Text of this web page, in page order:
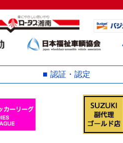
認証・認定